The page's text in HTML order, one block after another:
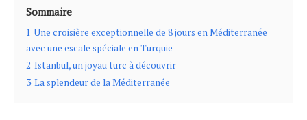
Sommaire
1 Une croisière exceptionnelle de 8 jours en Méditerranée
avec une escale spéciale en Turquie
2 Istanbul, un joyau turc à découvrir
3 La splendeur de la Méditerranée